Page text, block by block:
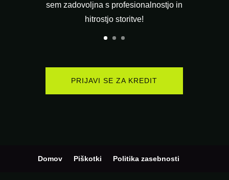
sem zadovoljna s profesionalnostjo in
hitrostjo storitve!
PRIJAVI SE ZA KREDIT
Domov Piškotki Politika zasebnosti